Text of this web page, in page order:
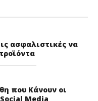
ασφαλιστικές να
που Κάνουν οι
Media